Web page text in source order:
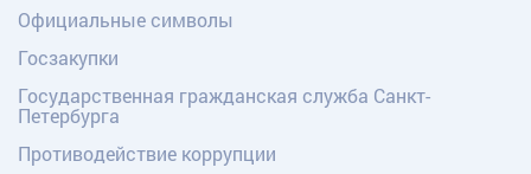
Официальные символы
Госзакупки
Государственная гражданская служба Санкт-
Петербурга
Противодействие коррупции